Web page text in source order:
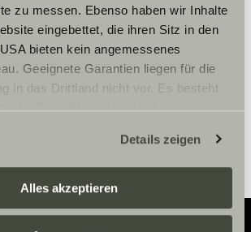
zu messen. Ebenso haben wir Inhalte
eingebettet, die ihren Sitz in den
bieten kein angemessenes
Geeignete Garantien liegen für die
in das Drittland nicht vor. Es besteht
für Betroffene, da diesen
Dienstleister können Daten für
und mit anderen Daten
Weitere Informationen finden Sie hier:
Details zeigen
Alles akzeptieren
Cookie-instellingen